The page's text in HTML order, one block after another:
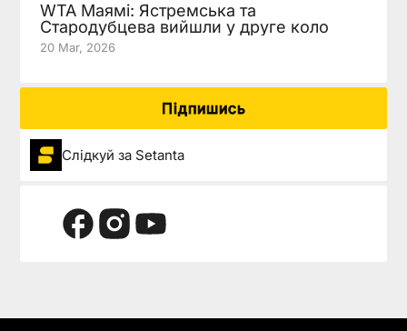
WTA Маямі: Ястремська та
Стародубцева вийшли у друге коло
20 Mar, 2026
Підпишись
Слідкуй за Setanta